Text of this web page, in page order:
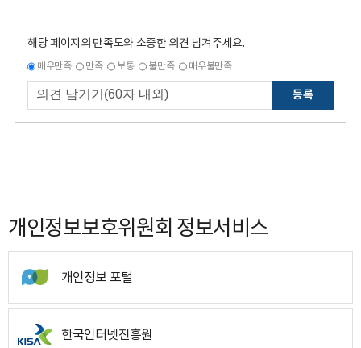
해당 페이지의 만족도와 소중한 의견 남겨주세요.
매우만족 만족 보통 불만족 매우불만족
등록
개인정보보호위원회 정보서비스
개인정보 포털
한국인터넷진흥원